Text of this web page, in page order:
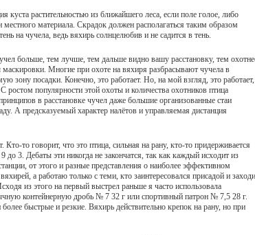
растительностью из ближайшего леса, если поле голое, либо
материала. Скрадок должен располагаться таким образом
на чучела, ведь вяхирь солнцелюбив и не садится в тень.
больше, тем лучше, тем дальше видно вашу расстановку, тем
Многие при охоте на вяхиря разбрасывают чучела в
зону посадки. Конечно, это работает. Но, на мой взгляд, это работает,
популярности этой охоты и количества охотников птица
в расстановке чучел даже большие организованные стаи
А предсказуемый характер налётов и управляемая дистанция
то говорит, что это птица, сильная на рану, кто-то придерживается
3. Дебаты эти никогда не закончатся, так как каждый исходит из
от этого и разные представления о наиболее эффективном
а работаю только с теми, кто заинтересовался присадой и
из этого на первый выстрел раньше я часто использовала
контейнерную дробь № 7 32 г или спортивный патрон № 7,5 28 г.
быстрые и резкие. Вяхирь действительно крепок на рану, но при